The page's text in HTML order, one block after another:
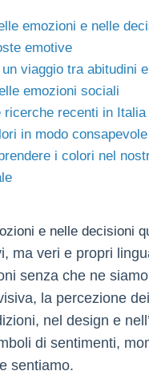
emozioni e nelle
emotive
viaggio tra abitudini
emozioni sociali
recenti in Italia
in modo consapevole
i colori nel
e nelle decisioni
ma veri e propri
senza che ne
la percezione
nel design e
di sentimenti,
sentiamo.